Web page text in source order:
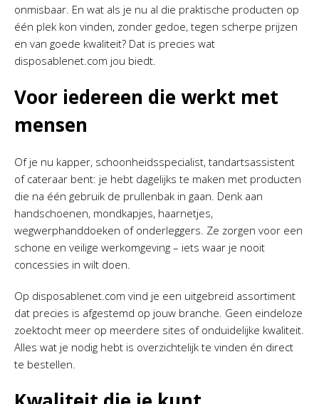
onmisbaar. En wat als je nu al die praktische producten op
één plek kon vinden, zonder gedoe, tegen scherpe prijzen
en van goede kwaliteit? Dat is precies wat
disposablenet.com jou biedt.
Voor iedereen die werkt met
mensen
Of je nu kapper, schoonheidsspecialist, tandartsassistent
of cateraar bent: je hebt dagelijks te maken met producten
die na één gebruik de prullenbak in gaan. Denk aan
handschoenen, mondkapjes, haarnetjes,
wegwerphanddoeken of onderleggers. Ze zorgen voor een
schone en veilige werkomgeving – iets waar je nooit
concessies in wilt doen.
Op disposablenet.com vind je een uitgebreid assortiment
dat precies is afgestemd op jouw branche. Geen eindeloze
zoektocht meer op meerdere sites of onduidelijke kwaliteit.
Alles wat je nodig hebt is overzichtelijk te vinden én direct
te bestellen.